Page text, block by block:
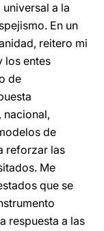
a la
En un
reitero mi
los entes
de
de
reforzar las
Me
que se
respuesta a las